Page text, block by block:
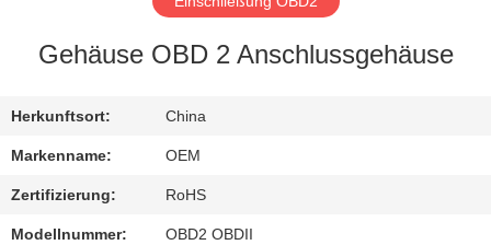
QUALITÄTSKONTROLLE
TRETEN
SIE
MIT
Gehäuse OBD 2 Anschlussgehäuse
Herkunftsort: China
Markenname: OEM
Zertifizierung: RoHS
Modellnummer: OBD2 OBDII